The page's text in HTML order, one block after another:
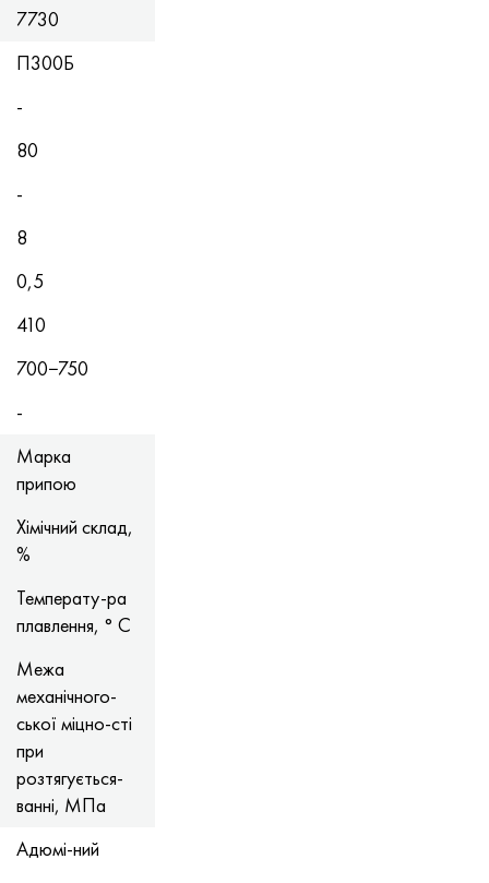
7730
П300Б
-
80
-
8
0,5
410
700−750
-
Марка
припою
Хімічний склад,
%
Температу-ра
плавлення, ° С
Межа
механічного-
ської міцно-сті
при
розтягується-
ванні, МПа
Адюмі-ний